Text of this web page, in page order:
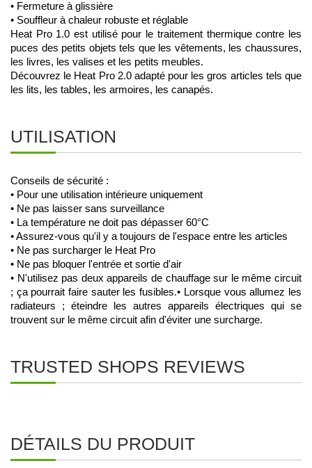
• Fermeture à glissière
• Souffleur à chaleur robuste et réglable
Heat Pro 1.0 est utilisé pour le traitement thermique contre les
puces des petits objets tels que les vêtements, les chaussures,
les livres, les valises et les petits meubles.
Découvrez le Heat Pro 2.0 adapté pour les gros articles tels que
les lits, les tables, les armoires, les canapés.
UTILISATION
Conseils de sécurité :
• Pour une utilisation intérieure uniquement
• Ne pas laisser sans surveillance
• La température ne doit pas dépasser 60°C
• Assurez-vous qu'il y a toujours de l'espace entre les articles
• Ne pas surcharger le Heat Pro
• Ne pas bloquer l'entrée et sortie d'air
• N'utilisez pas deux appareils de chauffage sur le même circuit
; ça pourrait faire sauter les fusibles.• Lorsque vous allumez les
radiateurs ; éteindre les autres appareils électriques qui se
trouvent sur le même circuit afin d'éviter une surcharge.
TRUSTED SHOPS REVIEWS
DÉTAILS DU PRODUIT